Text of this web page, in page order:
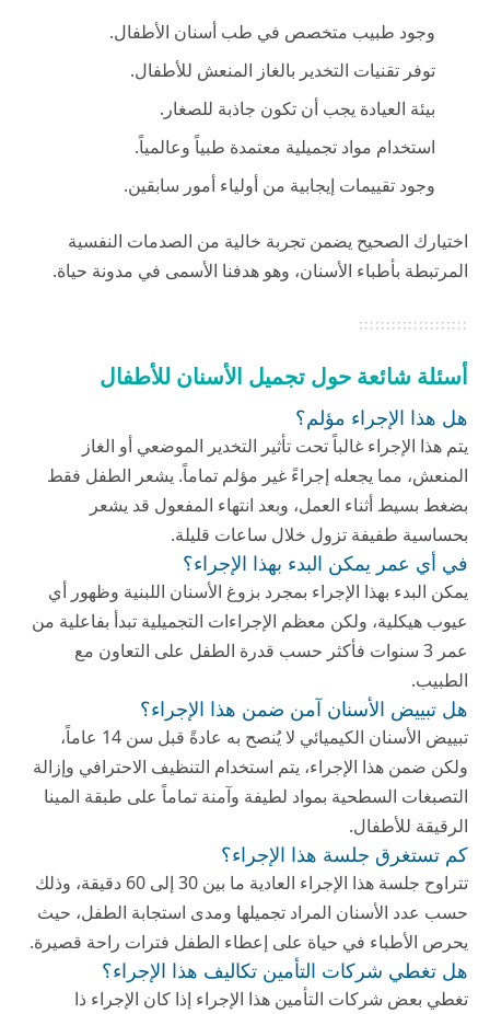
وجود طبيب متخصص في طب أسنان الأطفال.
توفر تقنيات التخدير بالغاز المنعش للأطفال.
بيئة العيادة يجب أن تكون جاذبة للصغار.
استخدام مواد تجميلية معتمدة طبياً وعالمياً.
وجود تقييمات إيجابية من أولياء أمور سابقين.
اختيارك الصحيح يضمن تجربة خالية من الصدمات النفسية
المرتبطة بأطباء الأسنان، وهو هدفنا الأسمى في مدونة حياة.
أسئلة شائعة حول تجميل الأسنان للأطفال
هل هذا الإجراء مؤلم؟
يتم هذا الإجراء غالباً تحت تأثير التخدير الموضعي أو الغاز
المنعش، مما يجعله إجراءً غير مؤلم تماماً. يشعر الطفل فقط
بضغط بسيط أثناء العمل، وبعد انتهاء المفعول قد يشعر
بحساسية طفيفة تزول خلال ساعات قليلة.
في أي عمر يمكن البدء بهذا الإجراء؟
يمكن البدء بهذا الإجراء بمجرد بزوغ الأسنان اللبنية وظهور أي
عيوب هيكلية، ولكن معظم الإجراءات التجميلية تبدأ بفاعلية من
عمر 3 سنوات فأكثر حسب قدرة الطفل على التعاون مع
الطبيب.
هل تبييض الأسنان آمن ضمن هذا الإجراء؟
تبييض الأسنان الكيميائي لا يُنصح به عادةً قبل سن 14 عاماً،
ولكن ضمن هذا الإجراء، يتم استخدام التنظيف الاحترافي وإزالة
التصبغات السطحية بمواد لطيفة وآمنة تماماً على طبقة المينا
الرقيقة للأطفال.
كم تستغرق جلسة هذا الإجراء؟
تتراوح جلسة هذا الإجراء العادية ما بين 30 إلى 60 دقيقة، وذلك
حسب عدد الأسنان المراد تجميلها ومدى استجابة الطفل، حيث
يحرص الأطباء في حياة على إعطاء الطفل فترات راحة قصيرة.
هل تغطي شركات التأمين تكاليف هذا الإجراء؟
تغطي بعض شركات التأمين هذا الإجراء إذا كان الإجراء ذا